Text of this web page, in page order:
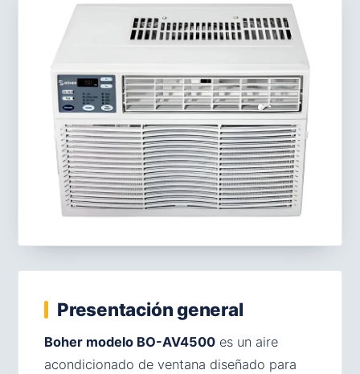
Presentación general
Boher modelo BO-AV4500 es un aire
acondicionado de ventana diseñado para